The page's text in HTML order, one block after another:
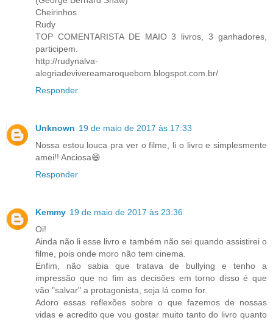
Cheirinhos
Rudy
TOP COMENTARISTA DE MAIO 3 livros, 3 ganhadores,
participem.
http://rudynalva-
alegriadevivereamaroquebom.blogspot.com.br/
Responder
Unknown 19 de maio de 2017 às 17:33
Nossa estou louca pra ver o filme, li o livro e simplesmente
amei!! Anciosa😄
Responder
Kemmy 19 de maio de 2017 às 23:36
Oi!
Ainda não li esse livro e também não sei quando assistirei o
filme, pois onde moro não tem cinema.
Enfim, não sabia que tratava de bullying e tenho a
impressão que no fim as decisões em torno disso é que
vão "salvar" a protagonista, seja lá como for.
Adoro essas reflexões sobre o que fazemos de nossas
vidas e acredito que vou gostar muito tanto do livro quanto